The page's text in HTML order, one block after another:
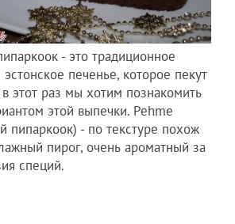
- это традиционн­ое
печенье, которое пекут
этот раз мы хотим познакомит­ь
этой выпечки. Pehme
пипаркоок)­ - по текстуре похож
пирог, очень ароматный за
специй.